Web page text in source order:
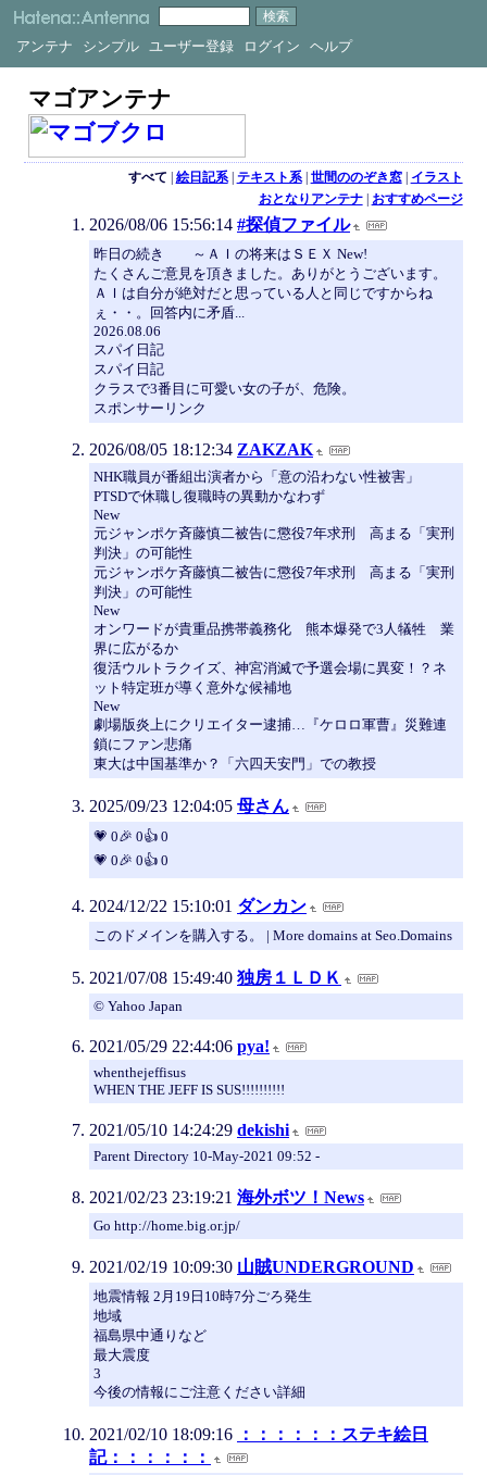
アンテナ シンプル ユーザー登録 ログイン ヘルプ
マゴアンテナ
すべて | 絵日記系| テキスト系| 世間ののぞき窓| イラスト
おとなりアンテナ| おすすめページ
2026/08/06 15:56:14 #探偵ファイル
昨日の続き ～ＡＩの将来はＳＥＸ New!
たくさんご意見を頂きました。ありがとうございます。
ＡＩは自分が絶対だと思っている人と同じですからね
ぇ・・。回答内に矛盾...
2026.08.06
スパイ日記
スパイ日記
クラスで3番目に可愛い女の子が、危険。
スポンサーリンク
2026/08/05 18:12:34 ZAKZAK
NHK職員が番組出演者から「意の沿わない性被害」
PTSDで休職し復職時の異動かなわず
New
元ジャンポケ斉藤慎二被告に懲役7年求刑 高まる「実刑
判決」の可能性
元ジャンポケ斉藤慎二被告に懲役7年求刑 高まる「実刑
判決」の可能性
New
オンワードが貴重品携帯義務化 熊本爆発で3人犠牲 業
界に広がるか
復活ウルトラクイズ、神宮消滅で予選会場に異変！？ネ
ット特定班が導く意外な候補地
New
劇場版炎上にクリエイター逮捕…『ケロロ軍曹』災難連
鎖にファン悲痛
東大は中国基準か？「六四天安門」での教授
2025/09/23 12:04:05 母さん
💗 0🎉 0👍 0
💗 0🎉 0👍 0
2024/12/22 15:10:01 ダンカン
このドメインを購入する。 | More domains at Seo.Domains
2021/07/08 15:49:40 独房１ＬＤＫ
© Yahoo Japan
2021/05/29 22:44:06 pya!
whenthejeffisus
WHEN THE JEFF IS SUS!!!!!!!!!!
2021/05/10 14:24:29 dekishi
Parent Directory 10-May-2021 09:52 -
2021/02/23 23:19:21 海外ボツ！News
Go http://home.big.or.jp/
2021/02/19 10:09:30 山賊UNDERGROUND
地震情報 2月19日10時7分ごろ発生
地域
福島県中通りなど
最大震度
3
今後の情報にご注意ください詳細
2021/02/10 18:09:16
：：：：：：ステキ絵日
記：：：：：：